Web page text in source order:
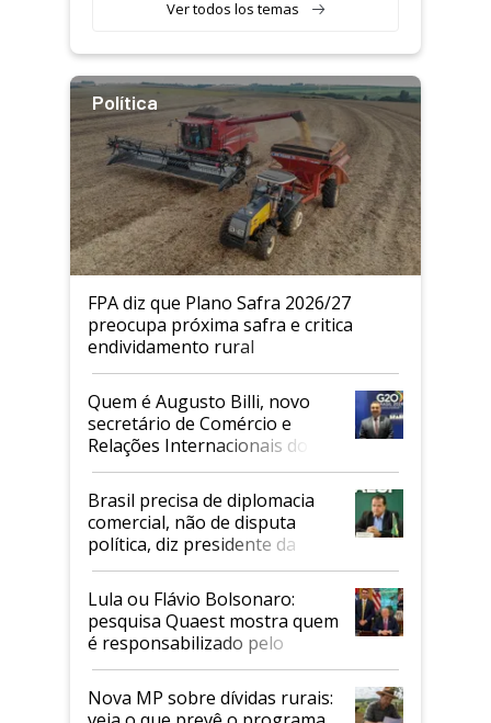
Ver todos los temas
Política
FPA diz que Plano Safra 2026/27
preocupa próxima safra e critica
endividamento rural
Quem é Augusto Billi, novo
secretário de Comércio e
Relações Internacionais do
Mapa
Brasil precisa de diplomacia
comercial, não de disputa
política, diz presidente da
Faesp
Lula ou Flávio Bolsonaro:
pesquisa Quaest mostra quem
é responsabilizado pelo
tarifaço dos EUA
Nova MP sobre dívidas rurais: